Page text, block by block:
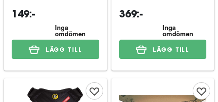
149:-
LÄGG TILL
369:-
LÄGG TILL